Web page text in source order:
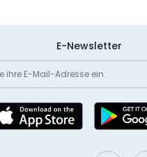
E-Newsletter